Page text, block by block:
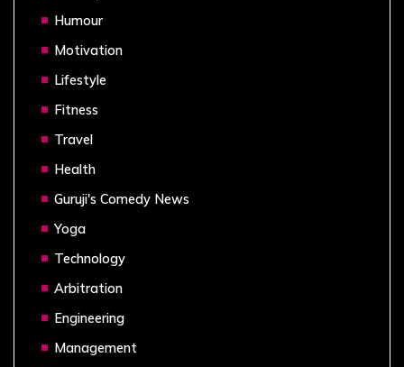
Humour
Motivation
Lifestyle
Fitness
Travel
Health
Guruji's Comedy News
Yoga
Technology
Arbitration
Engineering
Management